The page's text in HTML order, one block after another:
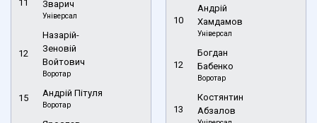
11 Зварич
Універсал
12
Назарій-
Зеновій
Войтович
Воротар
15 Андрій Пітуля
Воротар
10
Андрій
Хамдамов
Універсал
12
Богдан
Бабенко
Воротар
13
Костянтин
Абзалов